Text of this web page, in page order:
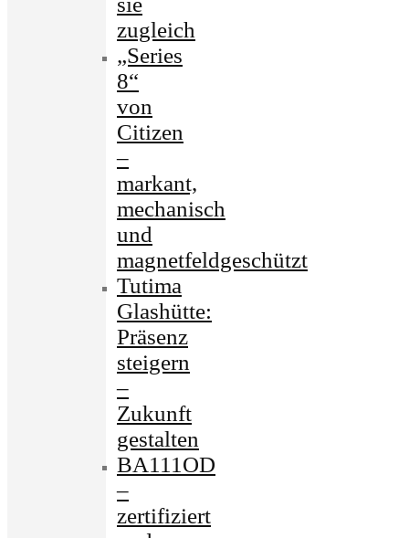
zugleich
„Series
8“
von
Citizen
–
markant,
mechanisch
und
magnetfeldgeschützt
Tutima
Glashütte:
Präsenz
steigern
–
Zukunft
gestalten
BA111OD
–
zertifiziert